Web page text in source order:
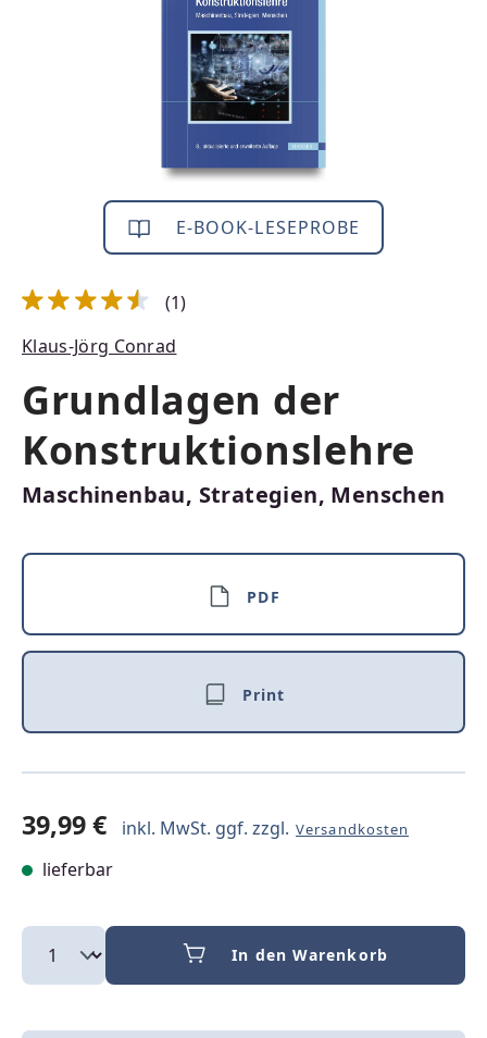
E-BOOK-LESEPROBE
(1)
Klaus-Jörg Conrad
Grundlagen der
Konstruktionslehre
Maschinenbau, Strategien, Menschen
PDF
Print
39,99 € inkl. MwSt. ggf. zzgl. Versandkosten
lieferbar
In den Warenkorb